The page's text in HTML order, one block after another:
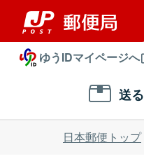
ゆうIDマイページへ
送る
日本郵便トップ